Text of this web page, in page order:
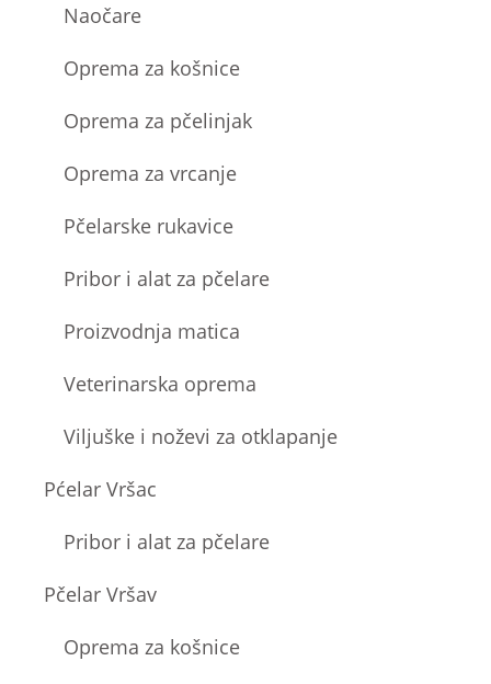
Naočare
Oprema za košnice
Oprema za pčelinjak
Oprema za vrcanje
Pčelarske rukavice
Pribor i alat za pčelare
Proizvodnja matica
Veterinarska oprema
Viljuške i noževi za otklapanje
Pćelar Vršac
Pribor i alat za pčelare
Pčelar Vršav
Oprema za košnice